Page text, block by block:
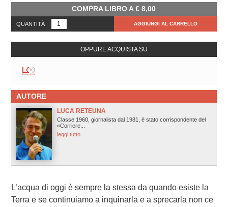
COMPRA LIBRO A€ 8,00
QUANTITÀ AGGIUNGI AL CARRELLO
OPPURE ACQUISTA SU
AUTORE
LUCA RETEUNA
Classe 1960, giornalista dal 1981, è stato corrispondente del
«Corriere...
leggi tutto.
L’acqua di oggi è sempre la stessa da quando esiste la
Terra e se continuiamo a inquinarla e a sprecarla non ce